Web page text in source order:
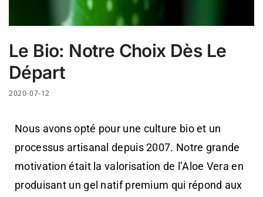
Le Bio: Notre Choix Dès Le
Départ
2020-07-12
Nous avons opté pour une culture bio et un
processus artisanal depuis 2007. Notre grande
motivation était la valorisation de l’Aloe Vera en
produisant un gel natif premium qui répond aux